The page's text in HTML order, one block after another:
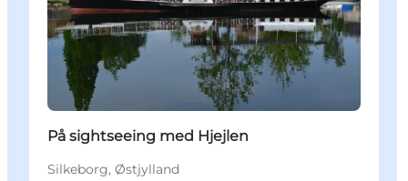
På sightseeing med Hjejlen
Silkeborg, Østjylland